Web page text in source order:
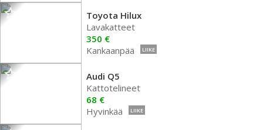
Toyota Hilux
Lavakatteet
350 €
Kankaanpää
LIIKE
Audi Q5
Kattotelineet
68 €
Hyvinkää
LIIKE